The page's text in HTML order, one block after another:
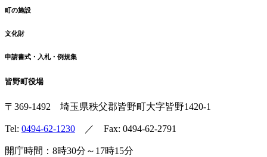
町の施設
文化財
申請書式・入札・例規集
皆野町役場
〒369-1492 埼玉県秩父郡皆野町大字皆野1420-1
Tel: 0494-62-1230 ／ Fax: 0494-62-2791
開庁時間：8時30分～17時15分